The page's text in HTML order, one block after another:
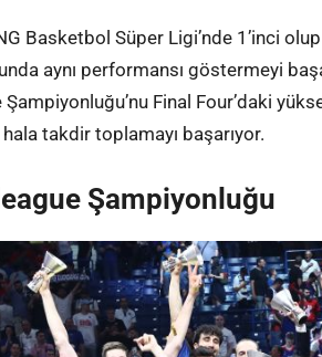
Basketbol Süper Ligi’nde 1’inci olup
aynı performansı göstermeyi
Final Four’daki
takdir toplamayı başarıyor.
Şampiyonluğu